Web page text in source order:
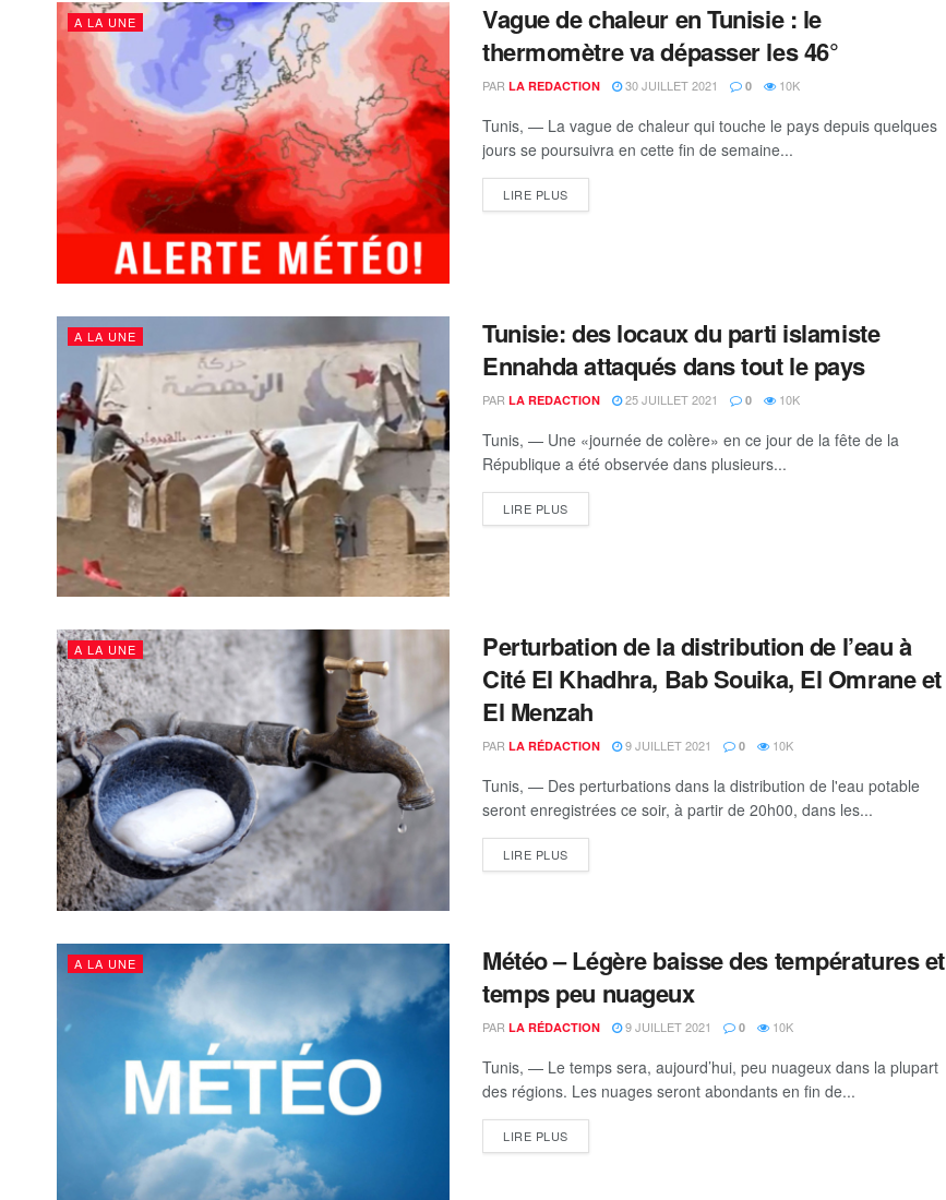
A LA UNE
Vague de chaleur en Tunisie : le
thermomètre va dépasser les 46°
PAR LA REDACTION 30 JUILLET 2021 0 10K
Tunis, — La vague de chaleur qui touche le pays depuis quelques
jours se poursuivra en cette fin de semaine...
LIRE PLUSDETAILS
A LA UNE
Tunisie: des locaux du parti islamiste
Ennahda attaqués dans tout le pays
PAR LA REDACTION 25 JUILLET 2021 0 10K
Tunis, — Une «journée de colère» en ce jour de la fête de la
République a été observée dans plusieurs...
LIRE PLUSDETAILS
A LA UNE
Perturbation de la distribution de l’eau à
Cité El Khadhra, Bab Souika, El Omrane et
El Menzah
PAR LA RÉDACTION 9 JUILLET 2021 0 10K
Tunis, — Des perturbations dans la distribution de l'eau potable
seront enregistrées ce soir, à partir de 20h00, dans les...
LIRE PLUSDETAILS
A LA UNE
Météo – Légère baisse des températures et
temps peu nuageux
PAR LA RÉDACTION 9 JUILLET 2021 0 10K
Tunis, — Le temps sera, aujourd’hui, peu nuageux dans la plupart
des régions. Les nuages seront abondants en fin de...
LIRE PLUSDETAILS